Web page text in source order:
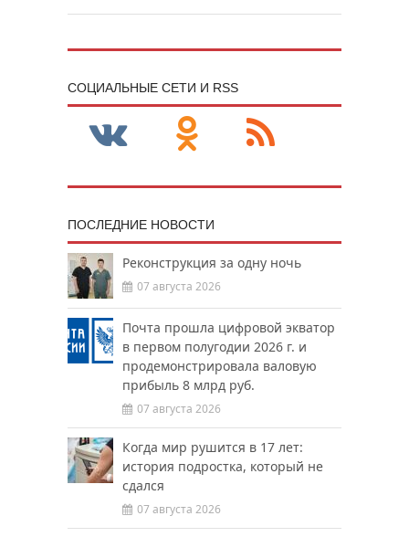
CОЦИАЛЬНЫЕ СЕТИ И RSS
ПОСЛЕДНИЕ НОВОСТИ
Реконструкция за одну ночь
07 августа 2026
Почта прошла цифровой экватор
в первом полугодии 2026 г. и
продемонстрировала валовую
прибыль 8 млрд руб.
07 августа 2026
Когда мир рушится в 17 лет:
история подростка, который не
сдался
07 августа 2026